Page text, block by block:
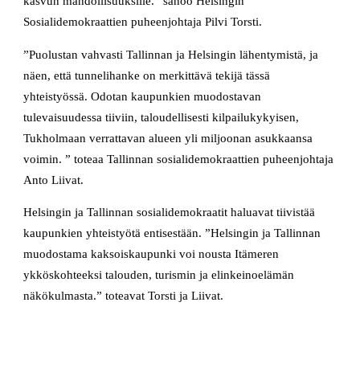
Sosialidemokraattien puheenjohtaja Pilvi Torsti.
”Puolustan vahvasti Tallinnan ja Helsingin lähentymistä, ja
näen, että tunnelihanke on merkittävä tekijä tässä
yhteistyössä. Odotan kaupunkien muodostavan
tulevaisuudessa tiiviin, taloudellisesti kilpailukykyisen,
Tukholmaan verrattavan alueen yli miljoonan asukkaansa
voimin. ” toteaa Tallinnan sosialidemokraattien puheenjohtaja
Anto Liivat.
Helsingin ja Tallinnan sosialidemokraatit haluavat tiivistää
kaupunkien yhteistyötä entisestään. ”Helsingin ja Tallinnan
muodostama kaksoiskaupunki voi nousta Itämeren
ykköskohteeksi talouden, turismin ja elinkeinoelämän
näkökulmasta.” toteavat Torsti ja Liivat.